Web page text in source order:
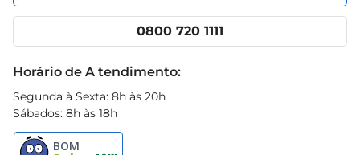
Cencosud Media
App Prezunic
0800 720 1111
Horário de A tendimento:
Segunda à Sexta: 8h às 20h
Sábados: 8h às 18h